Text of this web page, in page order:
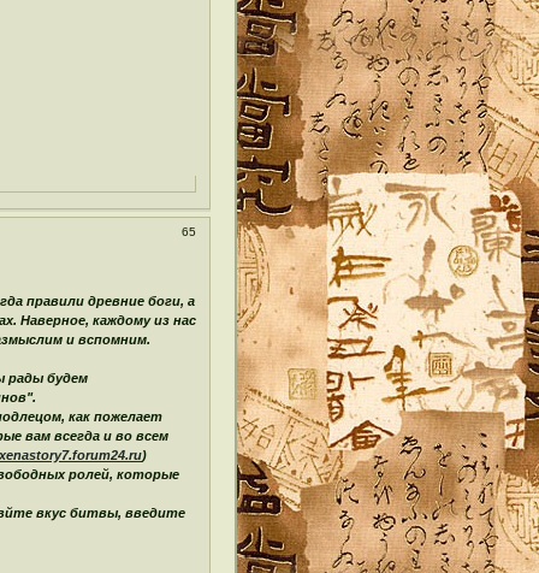
65
правили древние боги, а
Наверное, каждому из нас
и вспомним.
рады будем
как пожелает
вам всегда и во всем
)
ролей, которые
вкус битвы, введите